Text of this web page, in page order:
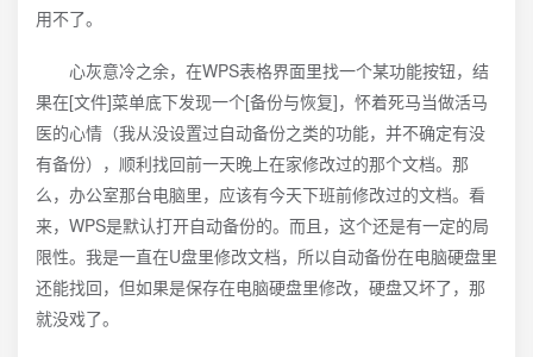
用不了。
心灰意冷之余，在WPS表格界面里找一个某功能按钮，结
果在[文件]菜单底下发现一个[备份与恢复]，怀着死马当做活马
医的心情（我从没设置过自动备份之类的功能，并不确定有没
有备份），顺利找回前一天晚上在家修改过的那个文档。那
么，办公室那台电脑里，应该有今天下班前修改过的文档。看
来，WPS是默认打开自动备份的。而且，这个还是有一定的局
限性。我是一直在U盘里修改文档，所以自动备份在电脑硬盘里
还能找回，但如果是保存在电脑硬盘里修改，硬盘又坏了，那
就没戏了。